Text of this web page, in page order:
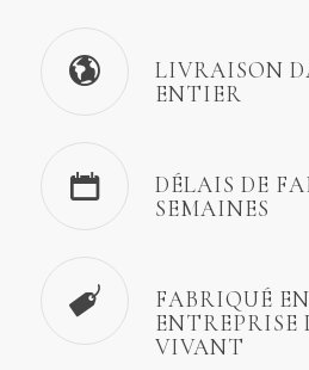
LIVRAISON
ENTIER
DÉLAIS DE
SEMAINES
FABRIQUÉ
VIVANT